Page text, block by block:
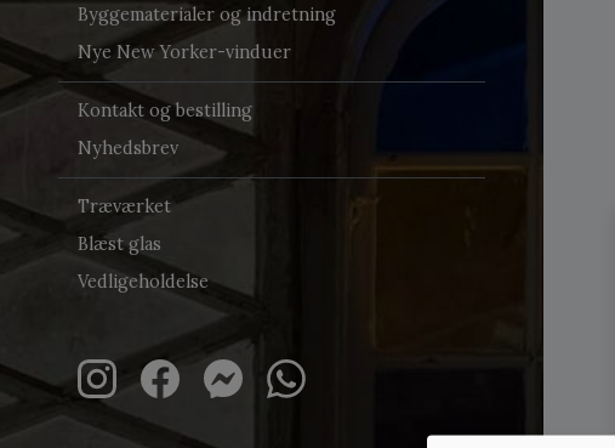
Byggematerialer og indretning
Nye New Yorker-vinduer
Kontakt og bestilling
Nyhedsbrev
Træværket
Blæst glas
Vedligeholdelse